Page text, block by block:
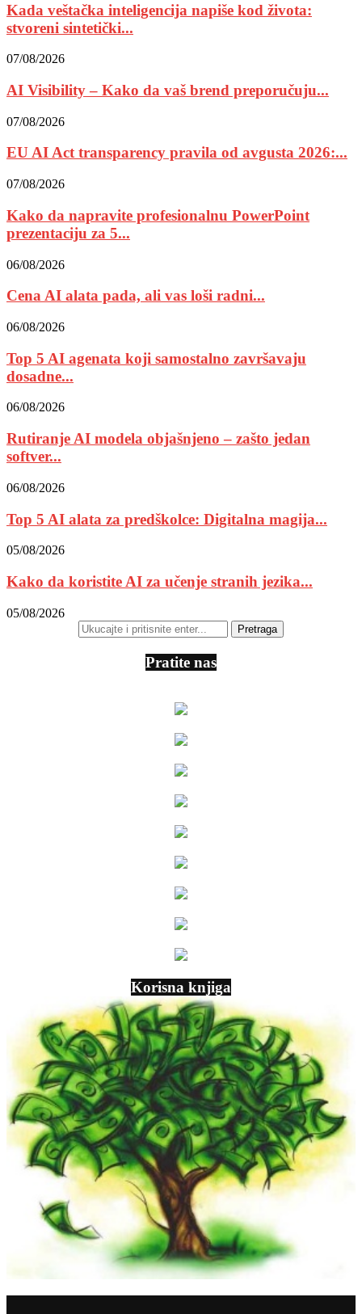
Kada veštačka inteligencija napiše kod života:
stvoreni sintetički...
07/08/2026
AI Visibility – Kako da vaš brend preporučuju...
07/08/2026
EU AI Act transparency pravila od avgusta 2026:...
07/08/2026
Kako da napravite profesionalnu PowerPoint
prezentaciju za 5...
06/08/2026
Cena AI alata pada, ali vas loši radni...
06/08/2026
Top 5 AI agenata koji samostalno završavaju
dosadne...
06/08/2026
Rutiranje AI modela objašnjeno – zašto jedan
softver...
06/08/2026
Top 5 AI alata za predškolce: Digitalna magija...
05/08/2026
Kako da koristite AI za učenje stranih jezika...
05/08/2026
Pratite nas
Korisna knjiga